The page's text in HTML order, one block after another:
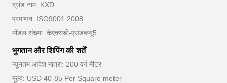
ब्रांड नाम: KXD
प्रमाणन: ISO9001:2008
मॉडल संख्या: केएक्सडी-एसडब्ल्यू5
भुगतान और शिपिंग की शर्तें
न्यूनतम आदेश मात्रा: 200 वर्ग मीटर
मूल्य: USD 40-85 Per Square meter